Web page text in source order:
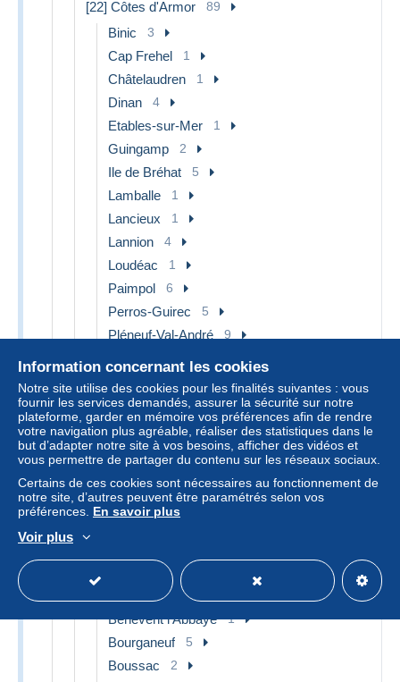
[22] Côtes d'Armor 89
Binic 3
Cap Frehel 1
Châtelaudren 1
Dinan 4
Etables-sur-Mer 1
Guingamp 2
Ile de Bréhat 5
Lamballe 1
Lancieux 1
Lannion 4
Loudéac 1
Paimpol 6
Perros-Guirec 5
Pléneuf-Val-André 9
Plestin-les-Greves
Ploubazlanec
Ploumanac'h 2
Quintin 3
Saint-Brieuc 7
Saint-Quay-Portrieux 1
Trébeurden
30
Bellegarde 1
Benevent l'Abbaye 1
Bourganeuf 5
Boussac 2
Information concernant les cookies
Notre site utilise des cookies pour les finalités suivantes : vous
fournir les services demandés, assurer la sécurité sur notre
plateforme, garder en mémoire vos préférences afin de rendre
votre navigation plus agréable, réaliser des statistiques dans le
but d’adapter notre site à vos besoins, afficher des vidéos et
vous permettre de partager du contenu sur les réseaux sociaux.
Certains de ces cookies sont nécessaires au fonctionnement de
notre site, d’autres peuvent être paramétrés selon vos
préférences. En savoir plus
Voir plus